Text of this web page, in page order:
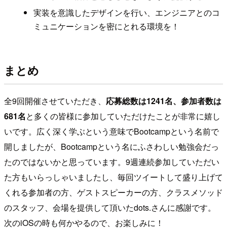
実装を意識したデザインを行い、エンジニアとのコ
ミュニケーションを密にとれる環境を！
まとめ
全9回開催させていただき、 応募総数は1241名、参加者数は
681名と多くの皆様に参加していただけたことが非常に嬉し
いです。広く深く学ぶという意味でBootcampという名前で
開しましたが、Bootcampという名にふさわしい勉強会だっ
たのではないかと思っています。9週連続参加していただい
た方もいらっしゃいましたし、毎回ツイートして盛り上げて
くれる参加者の方、ゲストスピーカーの方、クラスメソッド
のスタッフ、会場を提供して頂いたdots.さんに感謝です。
次のiOSの時も何かやるので、お楽しみに！